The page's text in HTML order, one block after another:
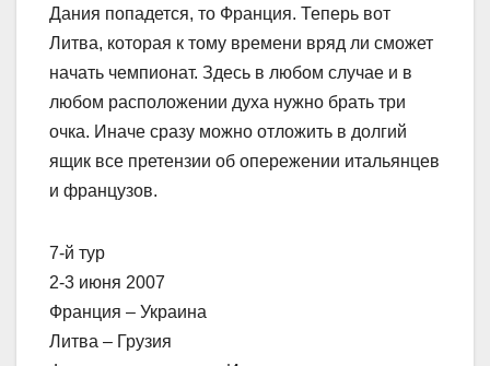
Дания попадется, то Франция. Теперь вот
Литва, которая к тому времени вряд ли сможет
начать чемпионат. Здесь в любом случае и в
любом расположении духа нужно брать три
очка. Иначе сразу можно отложить в долгий
ящик все претензии об опережении итальянцев
и французов.
7-й тур
2-3 июня 2007
Франция – Украина
Литва – Грузия